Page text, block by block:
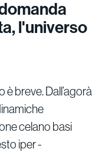
l'universo
è breve. Dall’agorà
celano basi
iper -